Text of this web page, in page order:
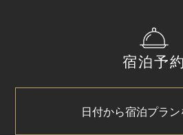
宿泊予約
日付から宿泊プラン